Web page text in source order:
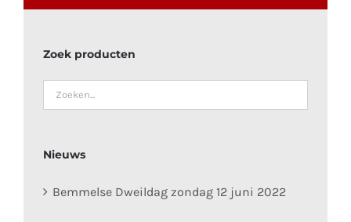
Zoek producten
Nieuws
Bemmelse Dweildag zondag 12 juni 2022